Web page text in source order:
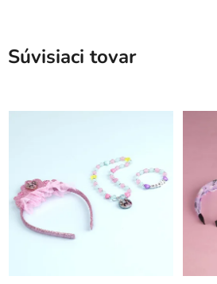
Súvisiaci tovar